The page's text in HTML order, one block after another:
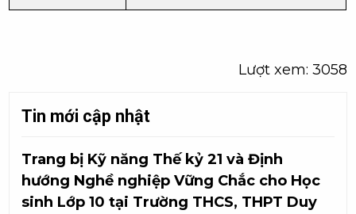
Lượt xem: 3058
Tin mới cập nhật
Trang bị Kỹ năng Thế kỷ 21 và Định
hướng Nghề nghiệp Vững Chắc cho Học
sinh Lớp 10 tại Trường THCS, THPT Duy